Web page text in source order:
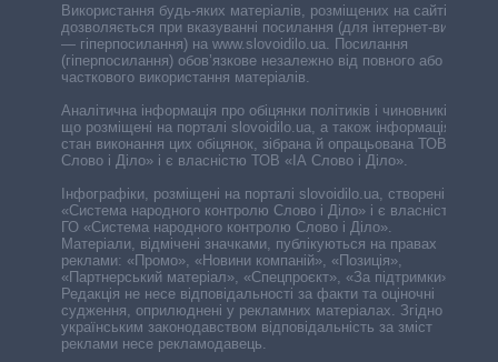
Використання будь-яких матеріалів, розміщених на сайті,
дозволяється при вказуванні посилання (для інтернет-видань
— гіперпосилання) на www.slovoidilo.ua. Посилання
(гіперпосилання) обов’язкове незалежно від повного або
часткового використання матеріалів.
Аналітична інформація про обіцянки політиків і чиновників,
що розміщені на порталі slovoidilo.ua, а також інформація про
стан виконання цих обіцянок, зібрана й опрацьована ТОВ «ІА
Слово і Діло» і є власністю ТОВ «ІА Слово і Діло».
Інфографіки, розміщені на порталі slovoidilo.ua, створені ГО
«Система народного контролю Слово і Діло» і є власністю
ГО «Система народного контролю Слово і Діло».
Матеріали, відмічені значками, публікуються на правах
реклами: «Промо», «Новини компаній», «Позиція»,
«Партнерський матеріал», «Спецпроєкт», «За підтримки».
Редакція не несе відповідальності за факти та оціночні
судження, оприлюднені у рекламних матеріалах. Згідно з
українським законодавством відповідальність за зміст
реклами несе рекламодавець.